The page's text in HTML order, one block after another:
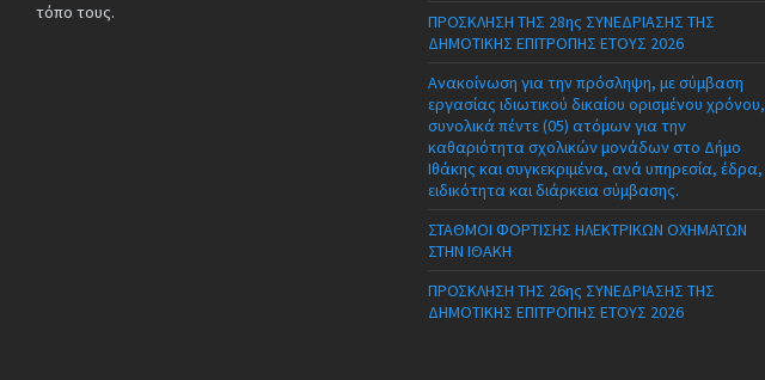
τόπο τους.
ΠΡΟΣΚΛΗΣΗ ΤΗΣ 28ης ΣΥΝΕΔΡΙΑΣΗΣ ΤΗΣ
ΔΗΜΟΤΙΚΗΣ ΕΠΙΤΡΟΠΗΣ ΕΤΟΥΣ 2026
Ανακοίνωση για την πρόσληψη, με σύμβαση
εργασίας ιδιωτικού δικαίου ορισμένου χρόνου,
συνολικά πέντε (05) ατόμων για την
καθαριότητα σχολικών μονάδων στο Δήμο
Ιθάκης και συγκεκριμένα, ανά υπηρεσία, έδρα,
ειδικότητα και διάρκεια σύμβασης.
ΣΤΑΘΜΟΙ ΦΟΡΤΙΣΗΣ ΗΛΕΚΤΡΙΚΩΝ ΟΧΗΜΑΤΩΝ
ΣΤΗΝ ΙΘΑΚΗ
ΠΡΟΣΚΛΗΣΗ ΤΗΣ 26ης ΣΥΝΕΔΡΙΑΣΗΣ ΤΗΣ
ΔΗΜΟΤΙΚΗΣ ΕΠΙΤΡΟΠΗΣ ΕΤΟΥΣ 2026